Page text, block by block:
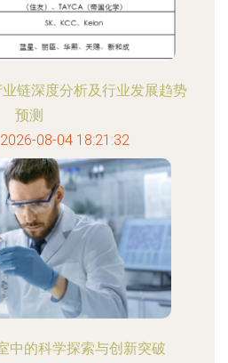
链深度分析及行业发展趋势
预测
08-04 18:21:32
中的科学探索与创新突破